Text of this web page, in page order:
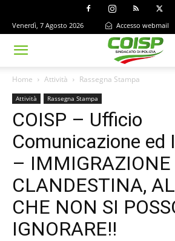
Venerdì, 7 Agosto 2026 Accesso webmail
Home Attività Rassegna Stampa
Attività Rassegna Stampa
COISP – Ufficio
Comunicazione ed
– IMMIGRAZIONE
CLANDESTINA,
CHE NON SI
IGNORARE!!